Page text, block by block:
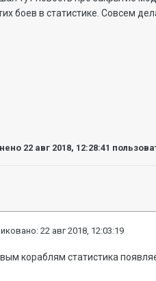
боев в статистике. Совсем
22 авг 2018, 12:28:41
22 авг 2018, 12:03:19
кораблям статистика